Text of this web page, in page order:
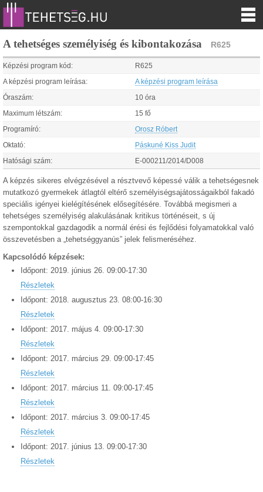
A tehetséges személyiség és kibontakozása R625
Képzési program kód: R625
A képzési program leírása: A képzési program leírása
Óraszám: 10 óra
Maximum létszám: 15 fő
Programíró: Orosz Róbert
Oktató: Páskuné Kiss Judit
Hatósági szám: E-000211/2014/D008
A képzés sikeres elvégzésével a résztvevő képessé válik a tehetségesnek
mutatkozó gyermekek átlagtól eltérő személyiségsajátosságaikból fakadó
speciális igényei kielégítésének elősegítésére. Továbbá megismeri a
tehetséges személyiség alakulásának kritikus történéseit, s új
szempontokkal gazdagodik a normál érési és fejlődési folyamatokkal való
összevetésben a „tehetséggyanús” jelek felismeréséhez.
Kapcsolódó képzések:
Időpont: 2019. június 26. 09:00-17:30
Részletek
Időpont: 2018. augusztus 23. 08:00-16:30
Részletek
Időpont: 2017. május 4. 09:00-17:30
Részletek
Időpont: 2017. március 29. 09:00-17:45
Részletek
Időpont: 2017. március 11. 09:00-17:45
Részletek
Időpont: 2017. március 3. 09:00-17:45
Részletek
Időpont: 2017. június 13. 09:00-17:30
Részletek